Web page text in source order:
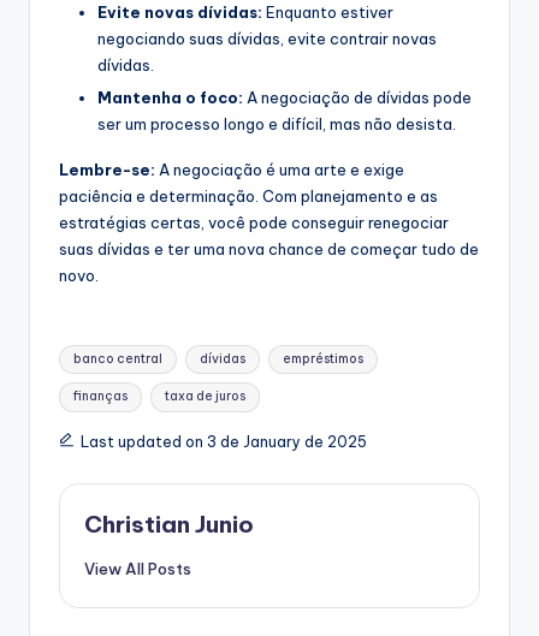
Evite novas dívidas: Enquanto estiver
negociando suas dívidas, evite contrair novas
dívidas.
Mantenha o foco: A negociação de dívidas pode
ser um processo longo e difícil, mas não desista.
Lembre-se: A negociação é uma arte e exige
paciência e determinação. Com planejamento e as
estratégias certas, você pode conseguir renegociar
suas dívidas e ter uma nova chance de começar tudo de
novo.
Tags:
banco central dívidas empréstimos
finanças taxa de juros
Last updated on 3 de January de 2025
Christian Junio
View All Posts